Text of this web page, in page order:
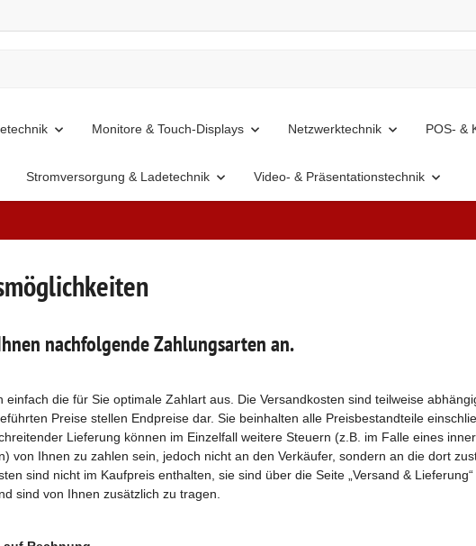
Monitore & Touch-Displays Netzwerktechnik POS- &
Stromversorgung & Ladetechnik Video- & Präsentationstechnik
nachfolgende Zahlungsarten an.
einfach die für Sie optimale Zahlart aus. Die Versandkosten sind teilweise
Preise stellen Endpreise dar. Sie beinhalten alle Preisbestandteile
Lieferung können im Einzelfall weitere Steuern (z.B. im Falle eines
von Ihnen zu zahlen sein, jedoch nicht an den Verkäufer, sondern an die dort
sind nicht im Kaufpreis enthalten, sie sind über die Seite „Versand &
sind von Ihnen zusätzlich zu tragen.